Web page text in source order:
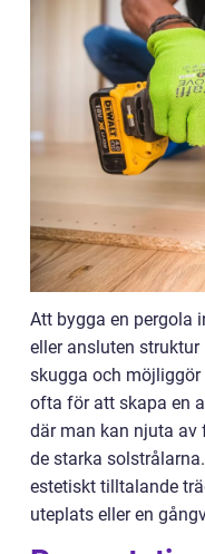
Att bygga en pergola
eller ansluten
skugga och
ofta för att skapa en
där man kan njuta
de starka
estetiskt tilltalande
uteplats eller en